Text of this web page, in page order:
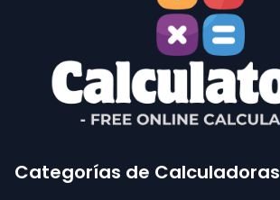
Categorías de Calculadoras